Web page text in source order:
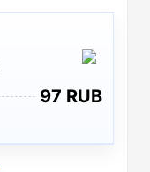
97 RUB